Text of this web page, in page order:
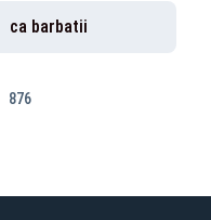
ca barbatii
876